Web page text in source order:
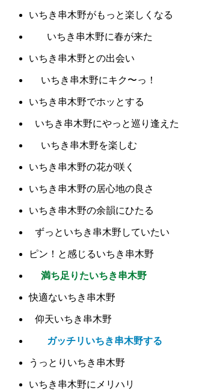
いちき串木野がもっと楽しくなる
いちき串木野に春が来た
いちき串木野との出会い
いちき串木野にキク〜っ！
いちき串木野でホッとする
いちき串木野にやっと巡り逢えた
いちき串木野を楽しむ
いちき串木野の花が咲く
いちき串木野の居心地の良さ
いちき串木野の余韻にひたる
ずっといちき串木野していたい
ピン！と感じるいちき串木野
満ち足りたいちき串木野
快適ないちき串木野
仰天いちき串木野
ガッチリいちき串木野する
うっとりいちき串木野
いちき串木野にメリハリ